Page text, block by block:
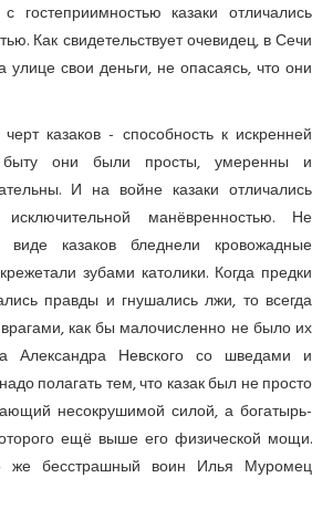
гостеприимностью казаки отличались
Как свидетельствует очевидец, в Сечи
свои деньги, не опасаясь, что они
казаков - способность к искренней
они были просты, умеренны и
И на войне казаки отличались
исключительной манёвренностью. Не
казаков бледнели кровожадные
зубами католики. Когда предки
правды и гнушались лжи, то всегда
как бы малочисленно не было их
Александра Невского со шведами и
полагать тем, что казак был не просто
несокрушимой силой, а богатырь-
ещё выше его физической мощи.
же бесстрашный воин Илья Муромец